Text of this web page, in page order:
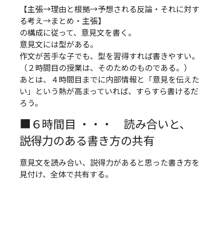
【主張→理由と根拠→予想される反論・それに対す
る考え→まとめ・主張】
の構成に従って、意見文を書く。
意見文には型がある。
作文が苦手な子でも、型を習得すれば書きやすい。
（２時間目の授業は、そのためのものである。）
あとは、４時間目までに内部情報と「意見を伝えた
い」という熱が高まっていれば、すらすら書けるだ
ろう。
■６時間目 ・・・ 読み合いと、
説得力のある書き方の共有
意見文を読み合い、説得力があると思った書き方を
見付け、全体で共有する。